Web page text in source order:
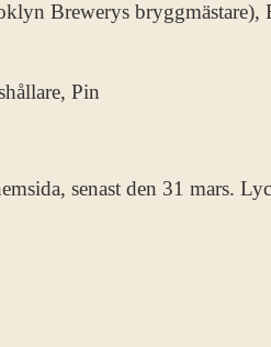
Brewerys bryggmästare),
Pin
senast den 31 mars.